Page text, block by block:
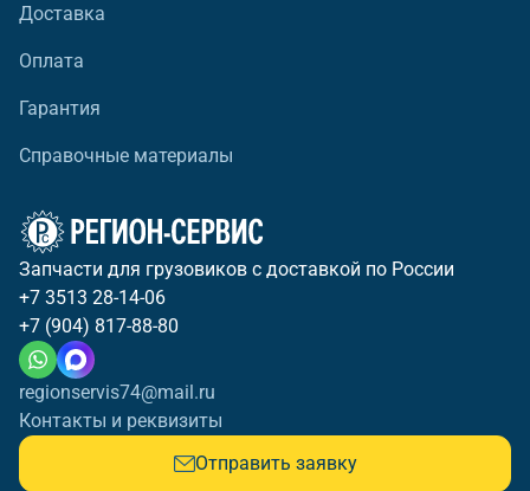
Доставка
Оплата
Гарантия
Справочные материалы
Запчасти для грузовиков с доставкой по России
+7 3513 28-14-06
+7 (904) 817-88-80
regionservis74@mail.ru
Контакты и реквизиты
Отправить заявку